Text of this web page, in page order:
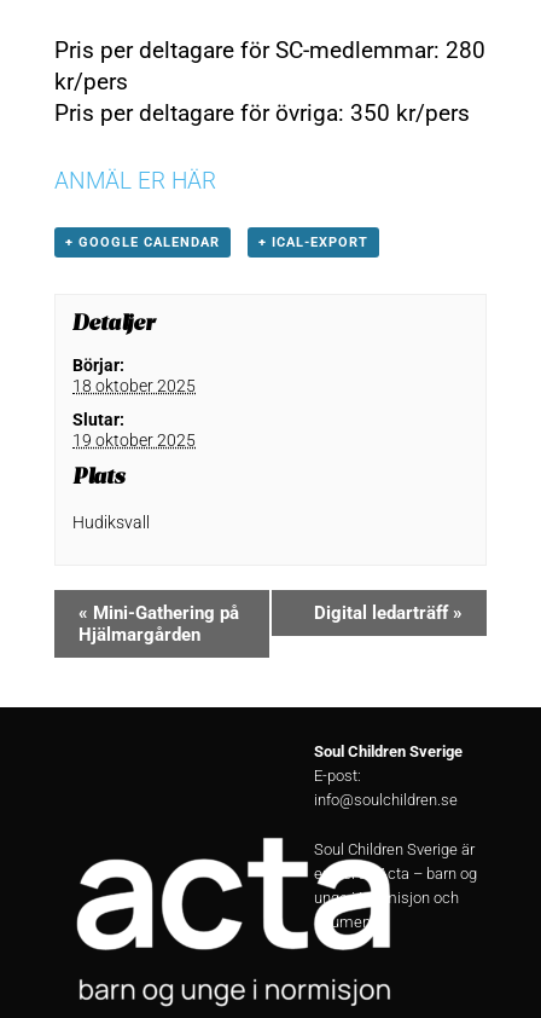
Pris per deltagare för SC-medlemmar: 280
kr/pers
Pris per deltagare för övriga: 350 kr/pers
ANMÄL ER HÄR
+ GOOGLE CALENDAR + ICAL-EXPORT
Detaljer
Börjar:
18 oktober 2025
Slutar:
19 oktober 2025
Plats
Hudiksvall
« Mini-Gathering på
Hjälmargården
Digital ledarträff »
Soul Children Sverige
E-post:
info@soulchildren.se
Soul Children Sverige är
en del av Acta – barn og
unge i Normisjon och
Equmenia